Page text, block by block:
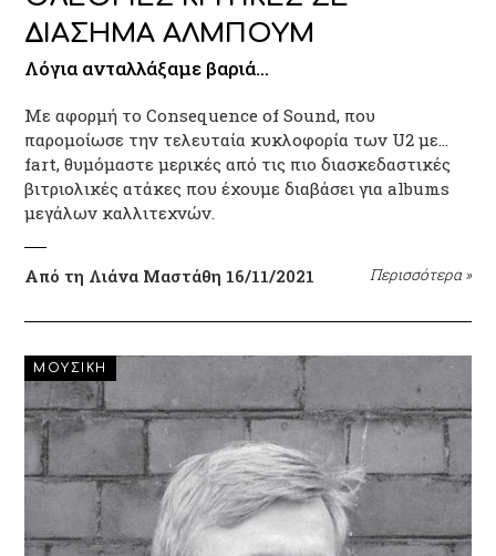
ΔΙΑΣΗΜΑ ΑΛΜΠΟΥΜ
Λόγια ανταλλάξαμε βαριά…
Με αφορμή το Consequence of Sound, που
παρομοίωσε την τελευταία κυκλοφορία των U2 με…
fart, θυμόμαστε μερικές από τις πιο διασκεδαστικές
βιτριολικές ατάκες που έχουμε διαβάσει για albums
μεγάλων καλλιτεχνών.
Από τη Λιάνα Μαστάθη 16/11/2021 Περισσότερα »
ΜΟΥΣΙΚΗ